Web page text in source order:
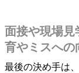
面接や現場見
育やミスへの
最後の決め手は